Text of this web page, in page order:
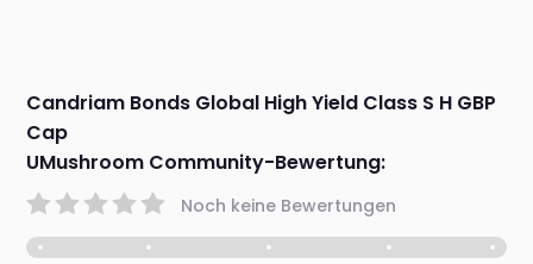
Candriam Bonds Global High Yield Class S H GBP
Cap
UMushroom Community-Bewertung:
Noch keine Bewertungen